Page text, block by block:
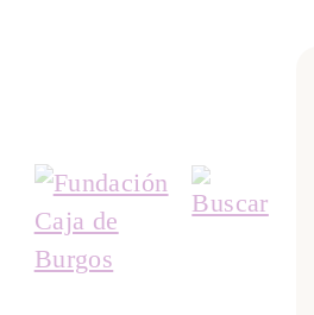
Cuando envíes estarás aceptando los